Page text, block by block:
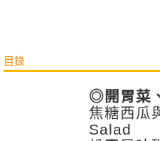
目錄
◎開胃菜
焦糖西瓜
Salad